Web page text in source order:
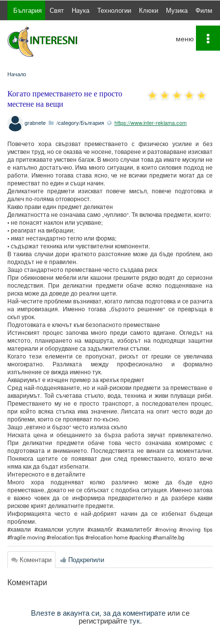
България Свят Наука Технологии Клюки Музика Филми
Начало
Когато преместването не е просто
местене на вещи
grabnete /category/България https://www.inter-reklama.com
Повечето хора свързват преместването с физическо усилие и без
умствен труд, но се оказва че носене, товарене и разтоварване изискват
да притежавате умствен багаж. В много случаи това да имате мускули не
е напълно достатъчно. Има много ситуации, в които силовия подход не
работи. Именно тогава става ясно, че не всички предмети могат да се
преместват по един и същи начин.
Деликатните предмети изискват повече мисъл, повече подготовка и
далеч по-голяма отговорност.
Какво прави един предмет деликатен
Деликатността не означава само „чупливо“. Тя включва предмети, които:
• не понасят наклон или усукване;
• реагират на вибрации;
• имат нестандартно тегло или форма;
• съдържат техника или чувствителни компоненти.
В такива случаи дори краткото разстояние може да бъде проблем, ако
подходът не е правилен.
Защо стандартното преместване често създава риск
При обикновени мебели или кашони грешките рядко водят до сериозни
последствия. При деликатни предмети обаче всяко подценяване на
риска може да доведе до реални щети.
Най-честите проблеми възникват, когато липсва подготовка и се разчита
на импровизация. Именно тогава „бързото решение“ се превръща в
скъп урок.
Подготовката е ключът към безопасното преместване
Истинският процес започва много преди самото вдигане. Огледът на
мястото, планирането на маршрута, изборът на подходящи защитни
материали и оборудване са задължителни стъпки.
Когато тези елементи се пропуснат, рискът от грешки се увеличава
многократно. Разликата между професионално и формално
изпълнение се вижда именно тук.
Аквариумът е изчщен пример за крехък предмет
Сред най-подценяваните, но и най-рискови предмети за преместване е
аквариумът. Той съчетава стъкло, вода, техника и живи плуващи риби.
Преместването му не е просто транспорт, а последователен процес,
при който всяка стъпка има значение. Липсата на опит често води до
проблеми, които се проявяват по-късно.
Защо „евтино и бързо“ често излиза скъпо
Ниската цена и обещанието за бърза работа звучат привлекателно.
При деликатни предмети обаче това често означава компромис с
подготовката и вниманието. Последствията не винаги са моментални.
Понякога щетите се появяват дни след преместването, когато вече
няма как да бъдат избегнати.
Интересното е в детайлите
Много хора подценяват колко различно може да бъде едно
преместване, докато не се сблъскат с подобна ситуация. Именно затова
е важно човек да се информира предварително и да разбере какви
рискове крият деликатните предмети.
Информацията често е най-добрият начин да се избегнат бъдещи
проблеми.
#хамали #хамалски услуги #хамалбг #хамалитебг #moving #moving tips
#fragile moving #relocation tips #relocation home #packing #hamalite.bg
Коментари Подкрепили
Коментари
Влезте в акаунта си, за да коментиратеили се
регистрирайтетук.